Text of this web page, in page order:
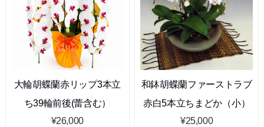
大輪胡蝶蘭赤リップ3本立
ち39輪前後(蕾含む）
¥26,000
和鉢胡蝶蘭ファーストラブ
赤白5本立ちまどか（小）
¥25,000